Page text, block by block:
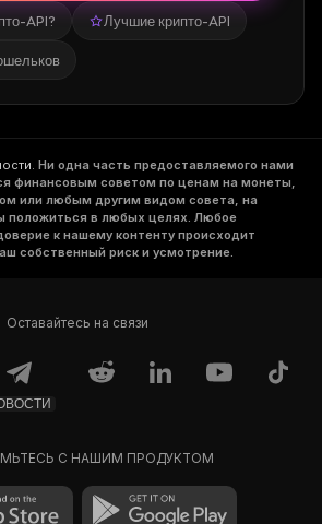
API? Лучшие крипто-API
. Ни одна часть предоставляемого нами
финансовым советом по ценам на монеты,
или любым другим видом совета, на
положиться в любых целях. Любое
к нашему контенту происходит
собственный риск и усмотрение.
Оставайтесь на связи
С НАШИМ ПРОДУКТОМ